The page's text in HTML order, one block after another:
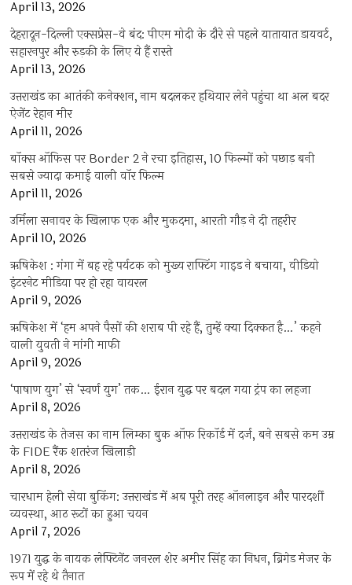
April 13, 2026
देहरादून-दिल्ली एक्सप्रेस-वे बंद: पीएम मोदी के दौरे से पहले यातायात डायवर्ट,
सहारनपुर और रुड़की के लिए ये हैं रास्ते
April 13, 2026
उत्तराखंड का आतंकी कनेक्शन, नाम बदलकर हथियार लेने पहुंचा था अल बदर
ऐजेंट रेहान मीर
April 11, 2026
बॉक्स ऑफिस पर Border 2 ने रचा इतिहास, 10 फिल्मों को पछाड़ बनी
सबसे ज्यादा कमाई वाली वॉर फिल्म
April 11, 2026
उर्मिला सनावर के खिलाफ एक और मुकदमा, आरती गौड़ ने दी तहरीर
April 10, 2026
ऋषिकेश : गंगा में बह रहे पर्यटक को मुख्य राफ्टिंग गाइड ने बचाया, वीडियो
इंटरनेट मीडिया पर हो रहा वायरल
April 9, 2026
ऋषिकेश में ‘हम अपने पैसों की शराब पी रहे हैं, तुम्हें क्या दिक्कत है…’ कहने
वाली युवती ने मांगी माफी
April 9, 2026
‘पाषाण युग’ से ‘स्वर्ण युग’ तक… ईरान युद्ध पर बदल गया ट्रंप का लहजा
April 8, 2026
उत्तराखंड के तेजस का नाम लिम्का बुक ऑफ रिकॉर्ड में दर्ज, बने सबसे कम उम्र
के FIDE रैंक शतरंज खिलाड़ी
April 8, 2026
चारधाम हेली सेवा बुकिंग: उत्तराखंड में अब पूरी तरह ऑनलाइन और पारदर्शी
व्यवस्था, आठ रूटों का हुआ चयन
April 7, 2026
1971 युद्ध के नायक लेफ्टिनेंट जनरल शेर अमीर सिंह का निधन, ब्रिगेड मेजर के
रूप में रहे थे तैनात